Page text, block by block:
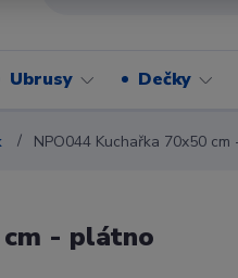
Ubrusy Dečky
NPO044 Kuchařka 70x50
cm - plátno